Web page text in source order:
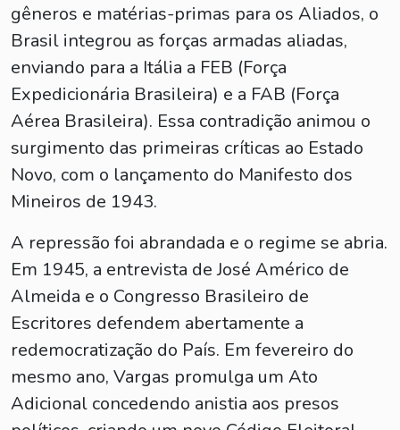
gêneros e matérias-primas para os Aliados, o
Brasil integrou as forças armadas aliadas,
enviando para a Itália a FEB (Força
Expedicionária Brasileira) e a FAB (Força
Aérea Brasileira). Essa contradição animou o
surgimento das primeiras críticas ao Estado
Novo, com o lançamento do Manifesto dos
Mineiros de 1943.
A repressão foi abrandada e o regime se abria.
Em 1945, a entrevista de José Américo de
Almeida e o Congresso Brasileiro de
Escritores defendem abertamente a
redemocratização do País. Em fevereiro do
mesmo ano, Vargas promulga um Ato
Adicional concedendo anistia aos presos